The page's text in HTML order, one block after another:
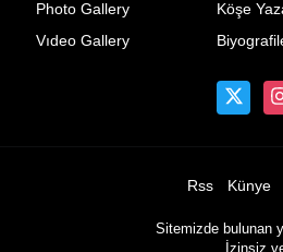
Photo Gallery
Vıdeo Gallery
Köşe
Rss Künye
Sitemizde bulunan
İzinsiz